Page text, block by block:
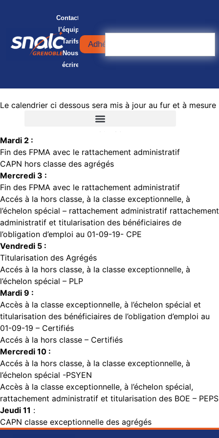
Contacter
l’équipe
Tarifs
Nous
écrire
Adhérer
Le calendrier ci dessous sera mis à jour au fur et à mesure
Mardi 2 :
Fin des FPMA avec le rattachement administratif
CAPN hors classe des agrégés
Mercredi 3 :
Fin des FPMA avec le rattachement administratif
Accés à la hors classe, à la classe exceptionnelle, à
l’échelon spécial – rattachement administratif rattachement
administratif et titularisation des bénéficiaires de
l’obligation d’emploi au 01-09-19- CPE
Vendredi 5 :
Titularisation des Agrégés
Accés à la hors classe, à la classe exceptionnelle, à
l’échelon spécial – PLP
Mardi 9 :
Accès à la classe exceptionnelle, à l’échelon spécial et
titularisation des bénéficiaires de l’obligation d’emploi au
01-09-19 – Certifiés
Accés à la hors classe – Certifiés
Mercredi 10 :
Accés à la hors classe, à la classe exceptionnelle, à
l’échelon spécial -PSYEN
Accès à la classe exceptionnelle, à l’échelon spécial,
rattachement administratif et titularisation des BOE – PEPS
Jeudi 11 :
CAPN classe exceptionnelle des agrégés